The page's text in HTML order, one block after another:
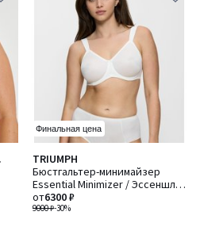
Финальная цена
TRIUMPH
Бюстгальтер-минимайзер
Essential Minimizer / Эссеншл
Минимайзер
9000 ₽-30%
от6300 ₽
4,6
/ 5
Количество
цветов:
3